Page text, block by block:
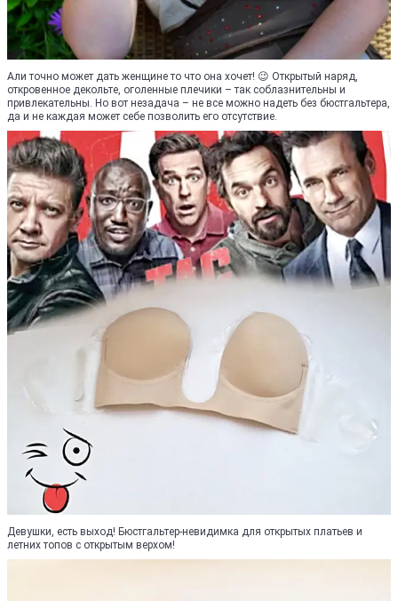
Али точно может дать женщине то что она хочет! 😉 Открытый наряд,
откровенное декольте, оголенные плечики – так соблазнительны и
привлекательны. Но вот незадача – не все можно надеть без бюстгальтера,
да и не каждая может себе позволить его отсутствие.
Девушки, есть выход! Бюстгальтер-невидимка для открытых платьев и
летних топов с открытым верхом!